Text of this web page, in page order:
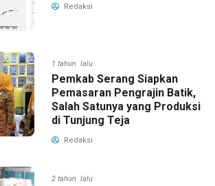
Redaksi
1 tahun lalu
Pemkab Serang Siapkan
Pemasaran Pengrajin Batik,
Salah Satunya yang Produksi
di Tunjung Teja
Redaksi
2 tahun lalu